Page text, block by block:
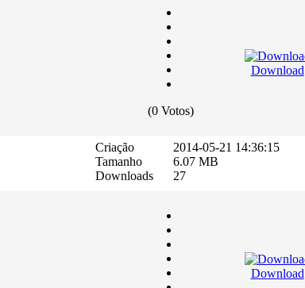
(0 Votos)
Download
Criação
Tamanho
Downloads
2014-05-21 14:36:15
6.07 MB
27
Download